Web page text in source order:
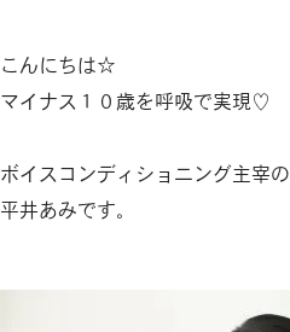
こんにちは☆
マイナス１０歳を呼吸で実現♡
ボイスコンディショニング主宰の
平井あみです。